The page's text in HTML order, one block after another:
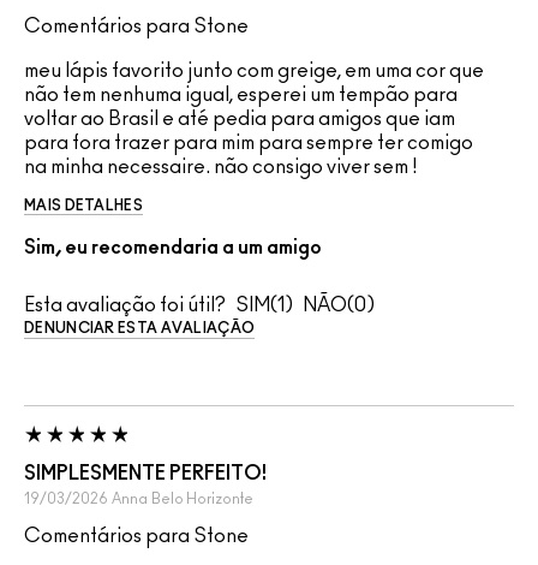
Comentários para Stone
meu lápis favorito junto com greige, em uma cor que
não tem nenhuma igual, esperei um tempão para
voltar ao Brasil e até pedia para amigos que iam
para fora trazer para mim para sempre ter comigo
na minha necessaire. não consigo viver sem !
MAIS DETALHES
Sim, eu recomendaria a um amigo
Esta avaliação foi útil? 1 0
DENUNCIAR ESTA AVALIAÇÃO
SIMPLESMENTE PERFEITO!
19/03/2026 Anna Belo Horizonte
Comentários para Stone